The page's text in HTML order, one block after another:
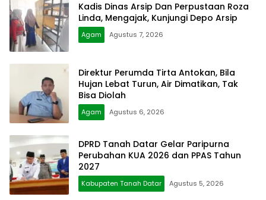
Kadis Dinas Arsip Dan Perpustaan Roza
Linda, Mengajak, Kunjungi Depo Arsip
Agam Agustus 7, 2026
Direktur Perumda Tirta Antokan, Bila
Hujan Lebat Turun, Air Dimatikan, Tak
Bisa Diolah
Agam Agustus 6, 2026
DPRD Tanah Datar Gelar Paripurna
Perubahan KUA 2026 dan PPAS Tahun
2027
Kabupaten Tanah Datar Agustus 5, 2026